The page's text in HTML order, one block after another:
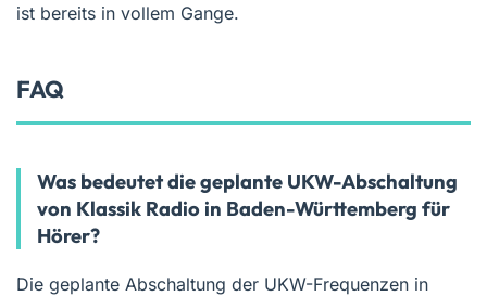
ist bereits in vollem Gange.
FAQ
Was bedeutet die geplante UKW-Abschaltung
von Klassik Radio in Baden-Württemberg für
Hörer?
Die geplante Abschaltung der UKW-Frequenzen in